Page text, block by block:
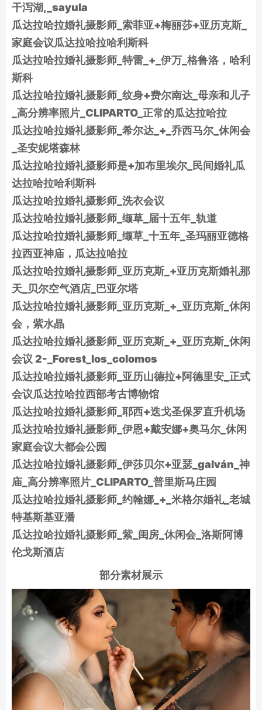
干泻湖,_sayula
瓜达拉哈拉婚礼摄影师_索菲亚+梅丽莎+亚历克斯_
家庭会议瓜达拉哈拉哈利斯科
瓜达拉哈拉婚礼摄影师_特雷_+_伊万_格鲁洛，哈利
斯科
瓜达拉哈拉婚礼摄影师_纹身+费尔南达_母亲和儿子
_高分辨率照片_CLIPARTO_正常的瓜达拉哈拉
瓜达拉哈拉婚礼摄影师_希尔达_+_乔西马尔_休闲会
_圣安妮塔森林
瓜达拉哈拉婚礼摄影师是+加布里埃尔_民间婚礼瓜
达拉哈拉哈利斯科
瓜达拉哈拉婚礼摄影师_洗衣会议
瓜达拉哈拉婚礼摄影师_缬草_届十五年_轨道
瓜达拉哈拉婚礼摄影师_缬草_十五年_圣玛丽亚德格
拉西亚神庙，瓜达拉哈拉
瓜达拉哈拉婚礼摄影师_亚历克斯_+亚历克斯婚礼那
天_贝尔空气酒店_巴亚尔塔
瓜达拉哈拉婚礼摄影师_亚历克斯_+_亚历克斯_休闲
会，紫水晶
瓜达拉哈拉婚礼摄影师_亚历克斯_+_亚历克斯_休闲
会议 2-_Forest_los_colomos
瓜达拉哈拉婚礼摄影师_亚历山德拉+阿德里安_正式
会议瓜达拉哈拉西部考古博物馆
瓜达拉哈拉婚礼摄影师_耶西+迭戈圣保罗直升机场
瓜达拉哈拉婚礼摄影师_伊恩+戴安娜+奥马尔_休闲
家庭会议大都会公园
瓜达拉哈拉婚礼摄影师_伊莎贝尔+亚瑟_galván_神
庙_高分辨率照片_CLIPARTO_普里斯马庄园
瓜达拉哈拉婚礼摄影师_约翰娜_+_米格尔婚礼_老城
特基斯基亚潘
瓜达拉哈拉婚礼摄影师_紫_闺房_休闲会_洛斯阿博
伦戈斯酒店
部分素材展示